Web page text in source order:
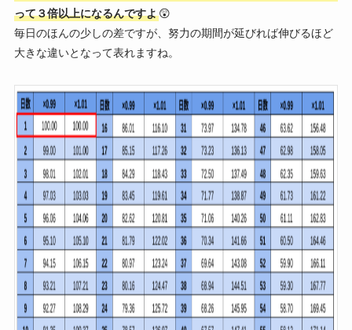
って３倍以上になるんですよ😲
毎日のほんの少しの差ですが、努力の期間が延びれば伸びるほど
大きな違いとなって表れますね。